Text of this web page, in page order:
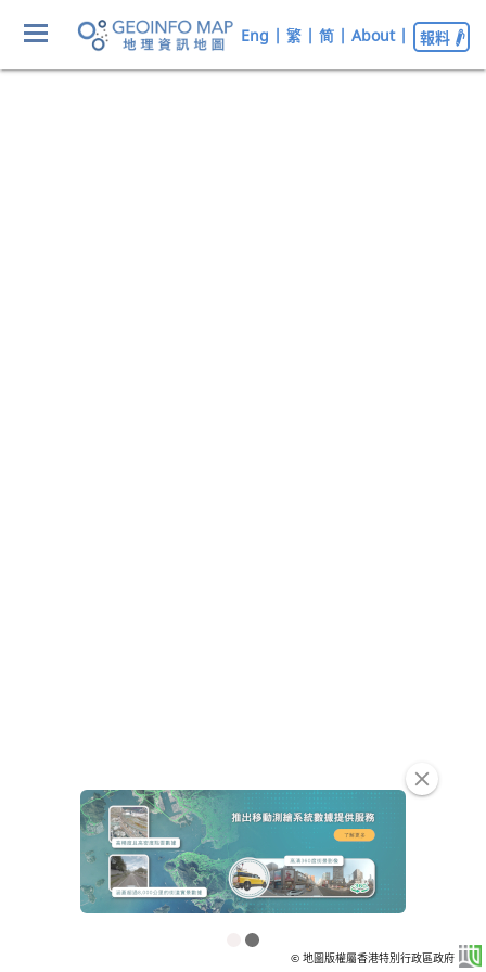
Eng | 繁 | 简 | About | 報料
© 地圖版權屬香港特別行政區政府
clear